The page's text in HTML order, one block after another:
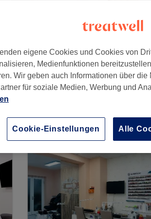
keine Buchungen über
in Ihrer Nähe zu finden.
eigene Cookies und Cookies von
Medienfunktionen
Wir geben auch Informationen über die
für soziale Medien, Werbung und
Cookie-Einstellungen Alle